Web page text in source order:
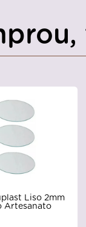
Liso 2mm
Artesanato